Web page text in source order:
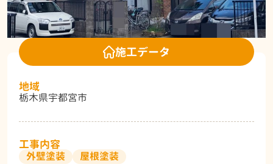
施工データ
地域
栃木県宇都宮市
工事内容
外壁塗装 屋根塗装